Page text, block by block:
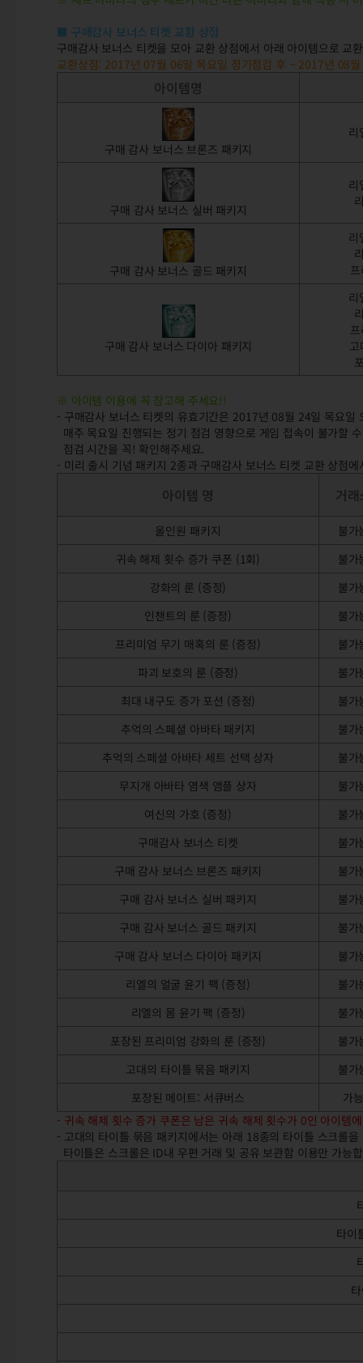
■ 구매감사 보너스 티켓 교환 상점
구매감사 보너스 티켓을 모아 교환 상점에서 아래 아이템으로 교
교환상점: 2017년 07월 06일 목요일 정기점검 후 ~ 2017년 08
아이템명
구매 감사 보너스 브론즈 패키지
리
구매 감사 보너스 실버 패키지
리
구매 감사 보너스 골드 패키지
리
구매 감사 보너스 다이아 패키지
리
※ 아이템 이용에 꼭 참고해 주세요!!
- 구매감사 보너스 티켓의 유효기간은 2017년 08월 24일 목요일
매주 목요일 진행되는 정기 점검 영향으로 게임 접속이 불가할
점검 시간을 꼭! 확인해주세요.
- 미리 출시 기념 패키지 2종과 구매감사 보너스 티켓 교환 상점
아이템 명 거
올인원 패키지
불가
귀속 해제 횟수 증가 쿠폰 (1회)
불가
강화의 룬 (증정)
불가
인챈트의 룬 (증정)
불가
프리미엄 무기 매혹의 룬 (증정)
불가
파괴 보호의 룬 (증정)
불가
최대 내구도 증가 포션 (증정)
불가
추억의 스페셜 아바타 패키지
불가
추억의 스페셜 아바타 세트 선택 상자
불가
무지개 아바타 염색 앰플 상자
불가
여신의 가호 (증정)
불가
구매감사 보너스 티켓
불가
구매 감사 보너스 브론즈 패키지
불가
구매 감사 보너스 실버 패키지
불가
구매 감사 보너스 골드 패키지
불가
구매 감사 보너스 다이아 패키지
불가
리엘의 얼굴 윤기 팩 (증정)
불가
리엘의 몸 윤기 팩 (증정)
불가
포장된 프리미엄 강화의 룬 (증정)
불가
고대의 타이틀 묶음 패키지
불가
포장된 메이트: 서큐버스
가능
- 귀속 해제 횟수 증가 쿠폰은 남은 귀속 해제 횟수가 0인 아이템
- 고대의 타이틀 묶음 패키지에서는 아래 18종의 타이틀 스크롤
타이틀은 스크롤은 ID내 우편 거래 및 공유 보관함 이용만 가능
타이